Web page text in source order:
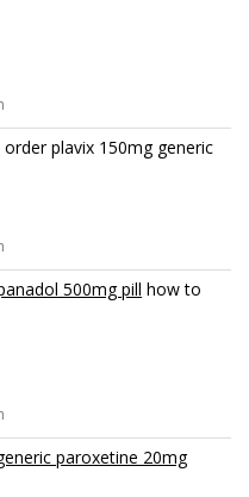
order plavix 150mg generic
500mg pill how to
paroxetine 20mg